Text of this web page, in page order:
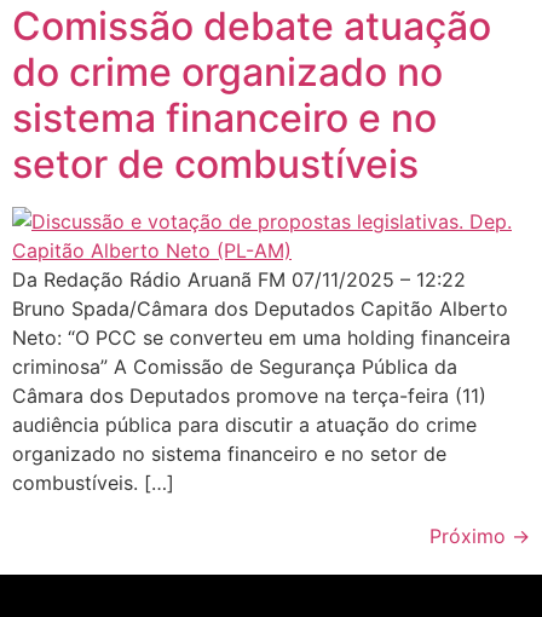
Comissão debate atuação
do crime organizado no
sistema financeiro e no
setor de combustíveis
Da Redação Rádio Aruanã FM 07/11/2025 – 12:22
Bruno Spada/Câmara dos Deputados Capitão Alberto
Neto: “O PCC se converteu em uma holding financeira
criminosa” A Comissão de Segurança Pública da
Câmara dos Deputados promove na terça-feira (11)
audiência pública para discutir a atuação do crime
organizado no sistema financeiro e no setor de
combustíveis. […]
Próximo →